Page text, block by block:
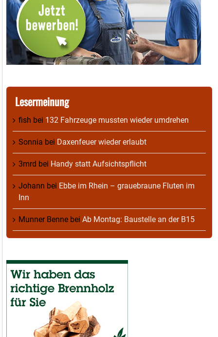
Lesermeinung
fish bei 132 Fahrzeuge mussten wieder umdrehen
Sonnia bei Daxenfeuer wieder erlaubt
3mrd bei Handy statt Aufsichtspflicht
Johann bei Ebbe im Rhein – grauebraune Fluten im
Inn
Munner Benne bei Ab Montag: Baustelle an der B15